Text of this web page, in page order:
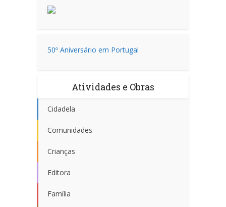
50º Aniversário em Portugal
Atividades e Obras
Cidadela
Comunidades
Crianças
Editora
Família